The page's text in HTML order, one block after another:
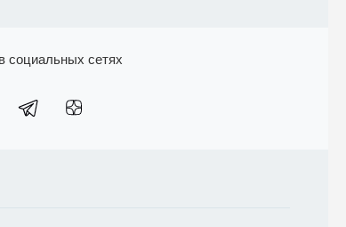
социальных сетях